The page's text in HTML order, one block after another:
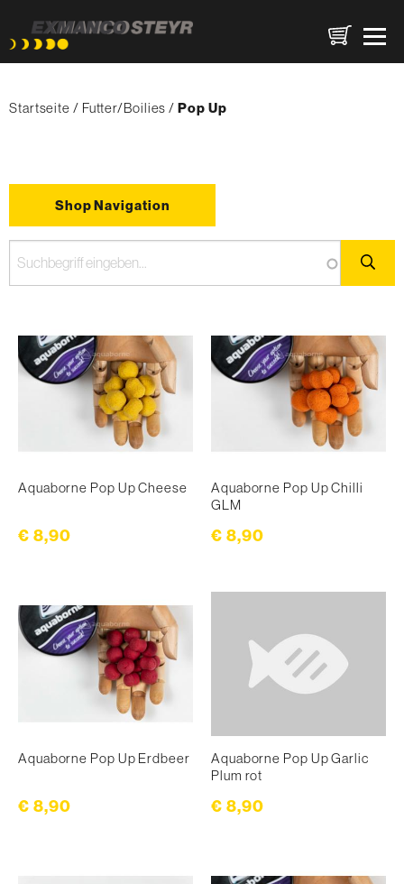
zum
Startseite
Futter/Boilies {'Current'|t}:
Pop Up
Shop Navigation
Aquaborne Pop Up Cheese
€ 8,90
Aquaborne Pop Up Chilli
GLM
€ 8,90
Aquaborne Pop Up Erdbeer
€ 8,90
Aquaborne Pop Up Garlic
Plum rot
€ 8,90